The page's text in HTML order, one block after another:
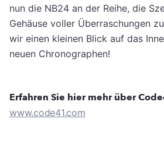
nun die NB24 an der Reihe, die
Gehäuse voller Überraschungen
wir einen kleinen Blick auf das
neuen Chronographen!
Erfahren Sie hier mehr über
www.code41.com